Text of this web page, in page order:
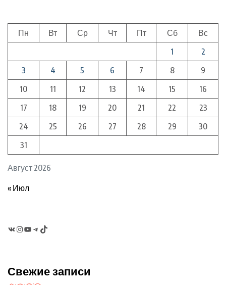
Август 2026
Пн Вт Ср Чт Пт Сб
Вс
1
2
3
4 5 6 7 8
9
10
11 12 13 14 15
16
17
18 19 20 21 22
23
24
25 26 27 28 29
30
31
« Июл
Instagram
YouTubeTelegram
TikTok
Свежие записи